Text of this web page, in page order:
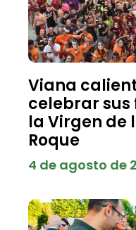
Viana
celebrar sus
la Virgen de
Roque
4 de agosto de